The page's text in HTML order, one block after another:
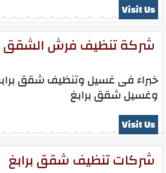
Visit Us
شركة تنظيف فرش الشقق
خبراء فى غسيل وتنظيف شقق
وغسيل شقق برابغ
Visit Us
شركات تنظيف شقق برابغ